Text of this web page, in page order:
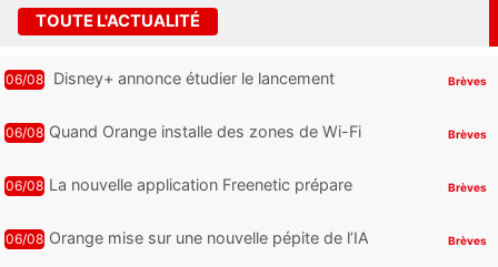
TOUTE L'ACTUALITÉ
06/08
Disney+ annonce étudier le lancement
Brèves
06/08 Quand Orange installe des zones de Wi-Fi
Brèves
06/08 La nouvelle application Freenetic prépare
Brèves
06/08 Orange mise sur une nouvelle pépite de l’IA Brèves